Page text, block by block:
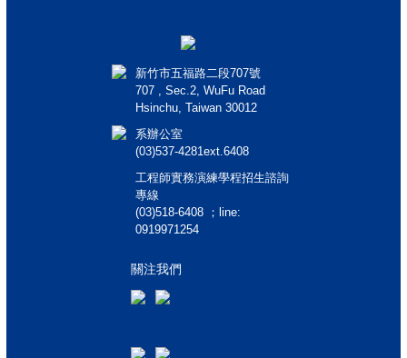
新竹市五福路二段707號
707 , Sec.2, WuFu Road
Hsinchu, Taiwan 30012
系辦公室
(03)537-4281ext.6408
工程師實務演練學程招生諮詢
專線
(03)518-6408 ；line:
0919971254
關注我們